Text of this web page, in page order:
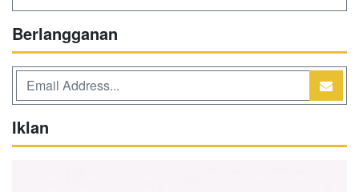
Berlangganan
Iklan